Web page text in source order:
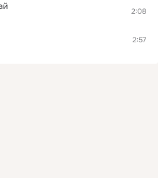
2:08
2:57